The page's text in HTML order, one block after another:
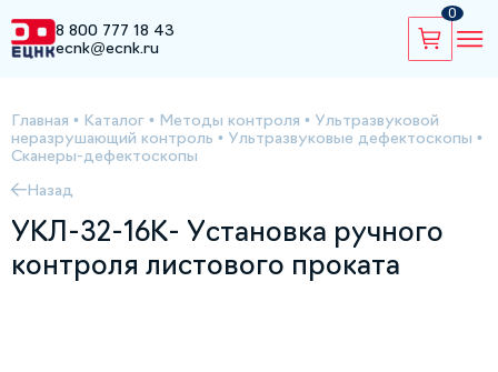
8 800 777 18 43
ecnk@ecnk.ru
0
Главная • Каталог • Методы контроля • Ультразвуковой
неразрушающий контроль • Ультразвуковые дефектоскопы •
Сканеры-дефектоскопы
Назад
УКЛ-32-16К- Установка ручного
контроля листового проката